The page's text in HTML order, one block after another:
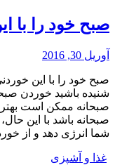
صبح خود را با
آوریل 30, 2016
صبح خود را با این
شنیده باشید خوردن
صبحانه ممکن است بهتر
صبحانه باشد با این
شما انرژی دهد و از
غذا و آشپزی